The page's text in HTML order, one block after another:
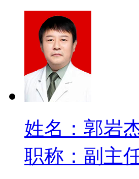
姓名：郭岩
职称：副主